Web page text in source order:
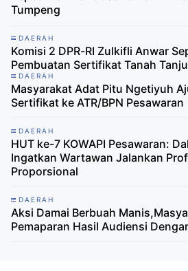
Tumpeng
DAERAH
Komisi 2 DPR-RI Zulkifli Anwar
Pembuatan Sertifikat Tanah
DAERAH
Masyarakat Adat Pitu Ngetiyuh
Sertifikat ke ATR/BPN Pesawaran
DAERAH
HUT ke-7 KOWAPI Pesawaran:
Ingatkan Wartawan Jalankan
Proporsional
DAERAH
Aksi Damai Berbuah
Pemaparan Hasil Audiensi